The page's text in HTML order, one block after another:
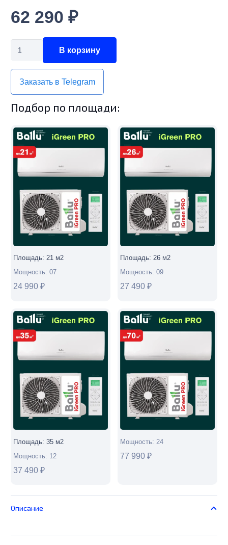
62 290 ₽
Количество
Ballu
18HN8
iGreen
Pro
до
установкой
в
Москве
В корзину
Заказать в Telegram
Подбор по площади:
Площадь: 21 м2
Мощность: 07
24 990 ₽
Площадь: 26 м2
Мощность: 09
27 490 ₽
Площадь: 35 м2
Мощность: 12
37 490 ₽
Мощность: 24
77 990 ₽
Описание